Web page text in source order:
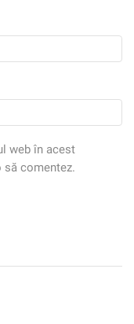
web în acest
să comentez.